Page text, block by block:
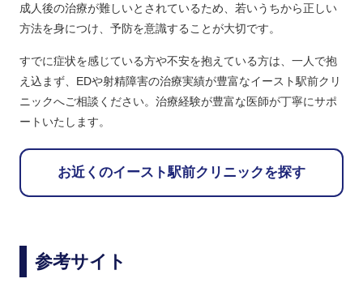
成人後の治療が難しいとされているため、若いうちから正しい
方法を身につけ、予防を意識することが大切です。
すでに症状を感じている方や不安を抱えている方は、一人で抱
え込まず、EDや射精障害の治療実績が豊富なイースト駅前クリ
ニックへご相談ください。治療経験が豊富な医師が丁寧にサポ
ートいたします。
お近くのイースト駅前クリニックを探す
参考サイト